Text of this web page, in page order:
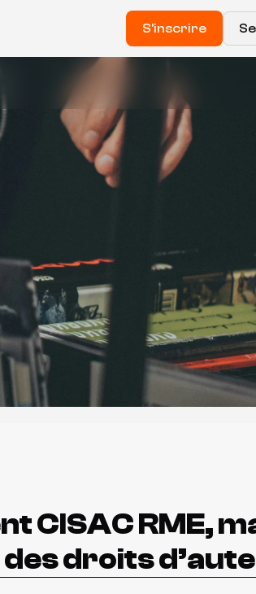
S'inscrire
CISAC RME,
droits